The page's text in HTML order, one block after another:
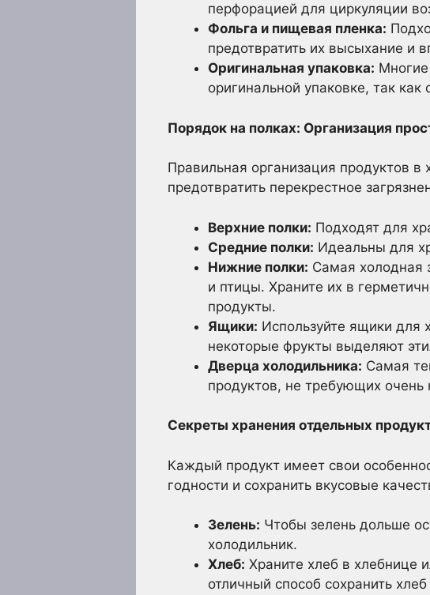
перфорацией для циркуляции
Фольга и пищевая пленка:
предотвратить их высыхание и
Оригинальная упаковка: Многие
оригинальной упаковке, так
Порядок на полках: Организация
Правильная организация продуктов
предотвратить перекрестное
Верхние полки: Подходят для
Средние полки: Идеальны для
Нижние полки: Самая холодная
и птицы. Храните их в
продукты.
Ящики: Используйте ящики для
некоторые фрукты выделяют
Дверца холодильника: Самая
продуктов, не требующих очень
Секреты хранения отдельных
Каждый продукт имеет свои
годности и сохранить вкусовые
Зелень: Чтобы зелень дольше
холодильник.
Хлеб: Храните хлеб в хлебнице
отличный способ сохранить